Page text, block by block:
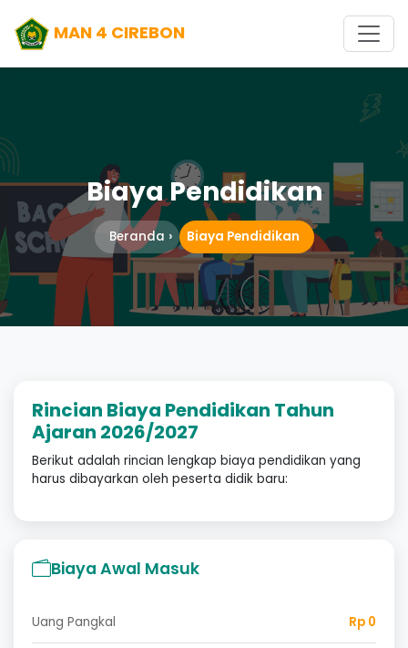
MAN 4 CIREBON
Biaya Pendidikan
Beranda Biaya Pendidikan
Rincian Biaya Pendidikan Tahun
Ajaran 2026/2027
Berikut adalah rincian lengkap biaya pendidikan yang
harus dibayarkan oleh peserta didik baru:
Biaya Awal Masuk
Uang Pangkal Rp 0